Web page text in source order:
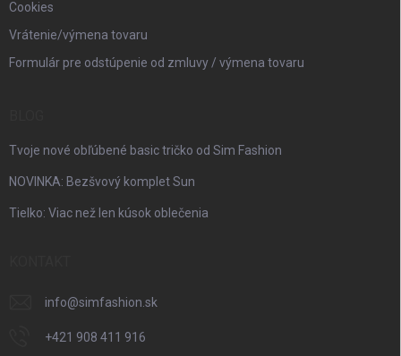
Cookies
Vrátenie/výmena tovaru
Formulár pre odstúpenie od zmluvy / výmena tovaru
Tvoje nové obľúbené basic tričko od Sim Fashion
NOVINKA: Bezšvový komplet Sun
Tielko: Viac než len kúsok oblečenia
info@simfashion.sk
+421 908 411 916